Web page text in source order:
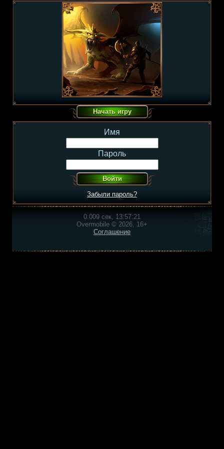
Имя
Пароль
Забыли пароль?
0.009 сек, 13:57:21
Overmobile © 2026, 16+
Соглашение